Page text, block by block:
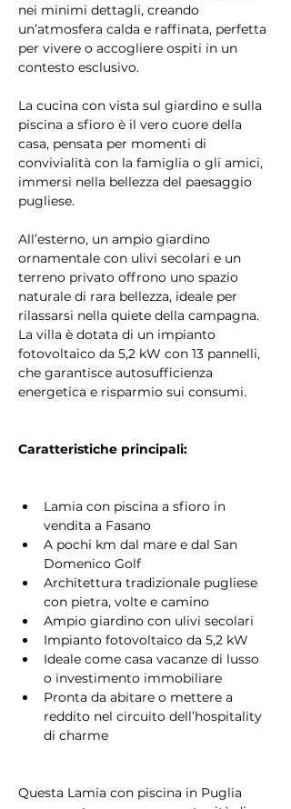
nei minimi dettagli, creando
un’atmosfera calda e raffinata, perfetta
per vivere o accogliere ospiti in un
contesto esclusivo.
La cucina con vista sul giardino e sulla
piscina a sfioro è il vero cuore della
casa, pensata per momenti di
convivialità con la famiglia o gli amici,
immersi nella bellezza del paesaggio
pugliese.
All’esterno, un ampio giardino
ornamentale con ulivi secolari e un
terreno privato offrono uno spazio
naturale di rara bellezza, ideale per
rilassarsi nella quiete della campagna.
La villa è dotata di un impianto
fotovoltaico da 5,2 kW con 13 pannelli,
che garantisce autosufficienza
energetica e risparmio sui consumi.
Caratteristiche principali:
Lamia con piscina a sfioro in
vendita a Fasano
A pochi km dal mare e dal San
Domenico Golf
Architettura tradizionale pugliese
con pietra, volte e camino
Ampio giardino con ulivi secolari
Impianto fotovoltaico da 5,2 kW
Ideale come casa vacanze di lusso
o investimento immobiliare
Pronta da abitare o mettere a
reddito nel circuito dell’hospitality
di charme
Questa Lamia con piscina in Puglia